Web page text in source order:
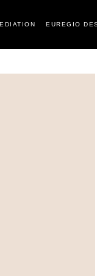
EUREGIO